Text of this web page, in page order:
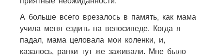
А больше всего врезалось в память, как мама
учила меня ездить на велосипеде. Когда я
падал, мама целовала мои коленки, и,
казалось, ранки тут же заживали. Мне было